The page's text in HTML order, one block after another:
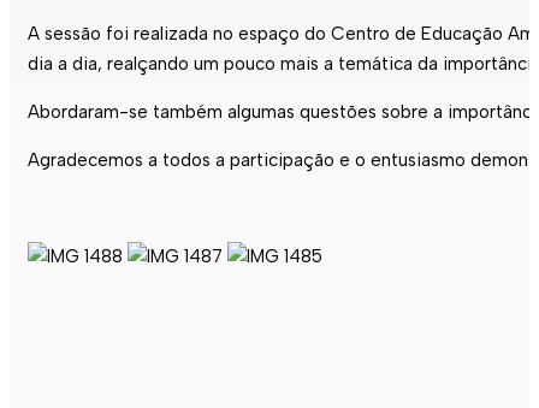
A sessão foi realizada no espaço do Centro de Educação
dia a dia, realçando um pouco mais a temática da
Abordaram-se também algumas questões sobre a
Agradecemos a todos a participação e o entusiasmo